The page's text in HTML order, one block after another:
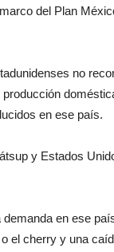
del Plan
no
en ese país.
y Estados
en ese
el cherry y una